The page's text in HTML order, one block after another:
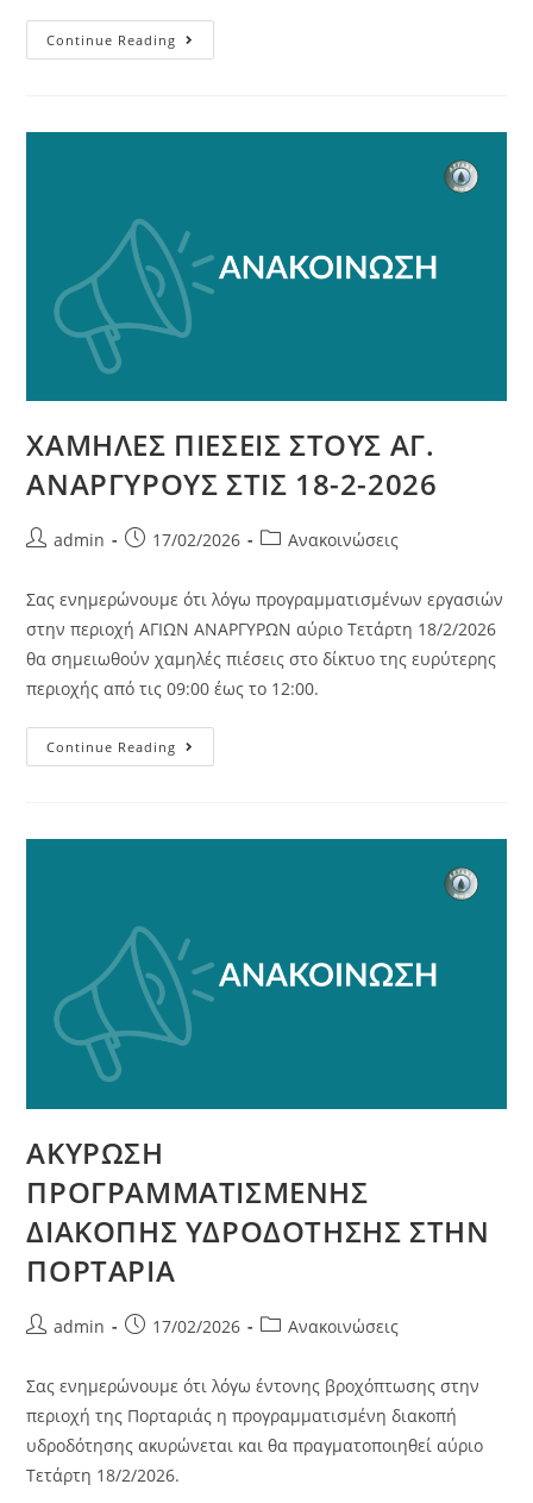
Continue Reading
ΧΑΜΗΛΕΣ ΠΙΕΣΕΙΣ ΣΤΟΥΣ ΑΓ.
ΑΝΑΡΓΥΡΟΥΣ ΣΤΙΣ 18-2-2026
admin 17/02/2026 Ανακοινώσεις
Σας ενημερώνουμε ότι λόγω προγραμματισμένων εργασιών
στην περιοχή ΑΓΙΩΝ ΑΝΑΡΓΥΡΩΝ αύριο Τετάρτη 18/2/2026
θα σημειωθούν χαμηλές πιέσεις στο δίκτυο της ευρύτερης
περιοχής από τις 09:00 έως το 12:00.
Continue Reading
ΑΚΥΡΩΣΗ
ΠΡΟΓΡΑΜΜΑΤΙΣΜΕΝΗΣ
ΔΙΑΚΟΠΗΣ ΥΔΡΟΔΟΤΗΣΗΣ ΣΤΗΝ
ΠΟΡΤΑΡΙΑ
admin 17/02/2026 Ανακοινώσεις
Σας ενημερώνουμε ότι λόγω έντονης βροχόπτωσης στην
περιοχή της Πορταριάς η προγραμματισμένη διακοπή
υδροδότησης ακυρώνεται και θα πραγματοποιηθεί αύριο
Τετάρτη 18/2/2026.